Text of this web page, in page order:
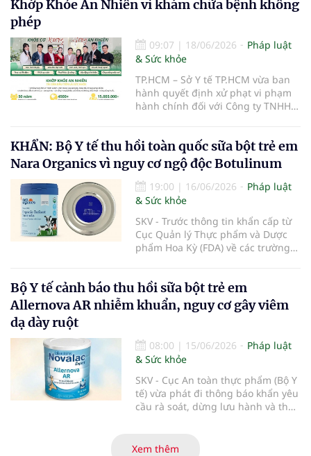
Khớp Khỏe An Nhiên vì khám chữa bệnh không
phép
09:07 | 18/06/2026
Pháp luật
& Sức khỏe
TP.HCM – Sở Y tế TP.HCM vừa ban
hành quyết định xử phạt vi phạm
hành chính đối với Công ty TNHH
vụ khám bệnh, chữa bệnh khi chưa
được cấp giấy phép hoạt động
theo quy định của pháp luật.
KHẨN: Bộ Y tế thu hồi toàn quốc sữa bột trẻ em
Nara Organics vì nguy cơ ngộ độc Botulinum
19:00 | 16/06/2026
Pháp luật
& Sức khỏe
SKV - Trước thông tin khẩn cấp từ
Cục Quản lý Thực phẩm và Dược
phẩm Hoa Kỳ (FDA) về các trường
toàn thực phẩm (Bộ Y tế) đã liên
tiếp ban hành các công văn hỏa
tốc yêu cầu rà soát, thu hồi triệt để
thuộc thương hiệu Nara Organics
tại thị trường Việt Nam nhằm bảo
vệ tuyệt đối sức khỏe người tiêu
dùng.
Bộ Y tế cảnh báo thu hồi sữa bột trẻ em
Allernova AR nhiễm khuẩn, nguy cơ gây viêm
dạ dày ruột
08:00 | 15/06/2026
Pháp luật
& Sức khỏe
SKV - Cục An toàn thực phẩm (Bộ Y
tế) vừa phát đi thông báo khẩn yêu
cầu rà soát, dừng lưu hành và thu
sản xuất sau khi ghi nhận nhiều
Xem thêm